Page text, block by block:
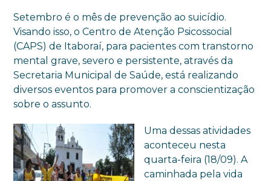
Setembro é o mês de prevenção ao suicídio.
Visando isso, o Centro de Atenção Psicossocial
(CAPS) de Itaboraí, para pacientes com transtorno
mental grave, severo e persistente, através da
Secretaria Municipal de Saúde, está realizando
diversos eventos para promover a conscientização
sobre o assunto.
Uma dessas atividades
aconteceu nesta
quarta-feira (18/09). A
caminhada pela vida